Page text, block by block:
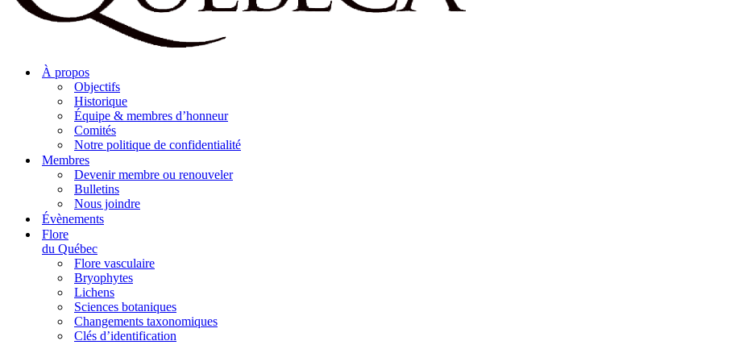
À propos
Objectifs
Historique
Équipe & membres d’honneur
Comités
Notre politique de confidentialité
Membres
Devenir membre ou renouveler
Bulletins
Nous joindre
Évènements
Flore
du Québec
Flore vasculaire
Bryophytes
Lichens
Sciences botaniques
Changements taxonomiques
Clés d’identification